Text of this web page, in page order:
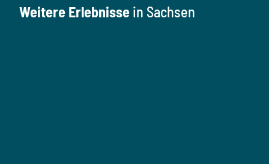
Weitere Erlebnisse in Sachsen